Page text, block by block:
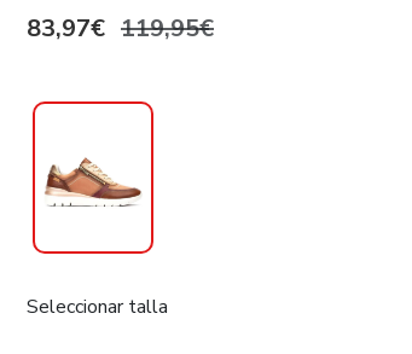
83,97€ 119,95€
Seleccionar talla